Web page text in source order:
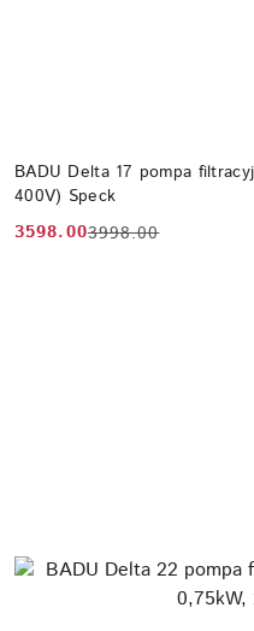
BADU Delta 17 pompa
400V) Speck
Cena
3598.00
Cena
3998.00